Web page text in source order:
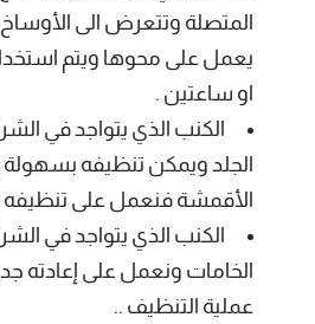
المتصلة وتتعرض الى الأوساخ
يعمل على محوها ويتم
او ساعتين .
الكنب الذي يتواجد في
الجلد ويمكن تنظيفه
الأقمشة فنعمل على تنظيفه
الكنب الذي يتواجد في
الخامات ونعمل على إعادته
عملية التنظيف ..